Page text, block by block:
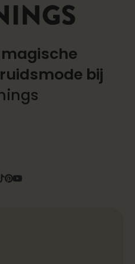
magische
bij
Pinterest
YouTube